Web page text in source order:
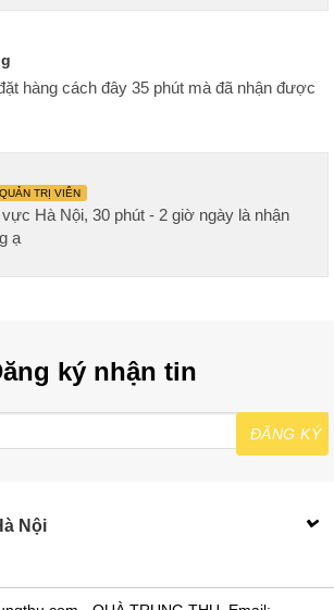
hàng cách đây 35 phút mà đã nhận được
QUẢN TRỊ VIÊN
Hà Nội, 30 phút - 2 giờ ngày là nhận
ạ
ký nhận tin
ĐĂNG KÝ
Nội